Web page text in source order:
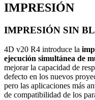
IMPRESIÓN
IMPRESIÓN SIN
4D v20 R4 introduce la
ejecución simultánea de
mejorar la capacidad de
defecto en los nuevos
pero las aplicaciones más
de compatibilidad de los